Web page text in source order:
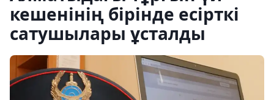
кешенінің бірінде есірткі
сатушылары ұсталды